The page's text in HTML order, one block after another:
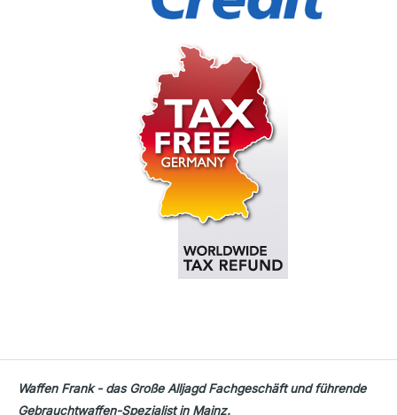
Waffen Frank - das Große Alljagd Fachgeschäft und führende
Gebrauchtwaffen-Spezialist in Mainz.